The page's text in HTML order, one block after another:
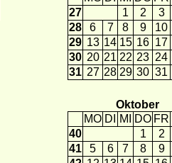
27
1 2
3
28
6 7 8 9
10
29 13 14 15 16 17
30 20 21 22 23 24
31 27 28 29 30 31
Oktober
MO DI MI DO FR
40
1
2
41
5 6 7 8
9